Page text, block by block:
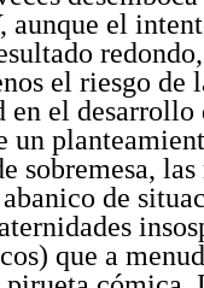
aunque el
el riesgo de
el desarrollo
un
sobremesa,
de
que a